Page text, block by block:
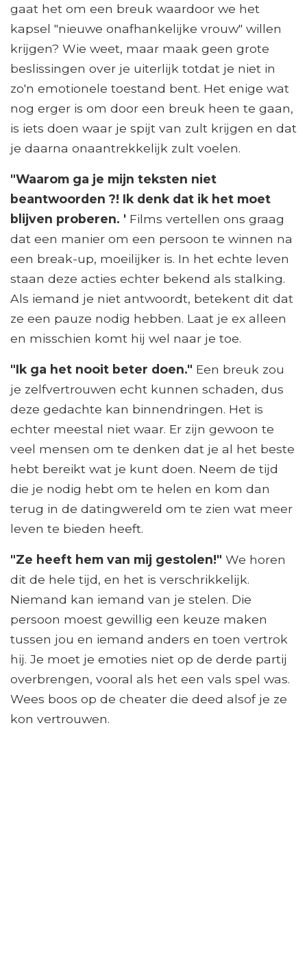
gaat het om een ​​breuk waardoor we het
kapsel "nieuwe onafhankelijke vrouw" willen
krijgen? Wie weet, maar maak geen grote
beslissingen over je uiterlijk totdat je niet in
zo'n emotionele toestand bent. Het enige wat
nog erger is om door een breuk heen te gaan,
is iets doen waar je spijt van zult krijgen en dat
je daarna onaantrekkelijk zult voelen.
"Waarom ga je mijn teksten niet
beantwoorden ?! Ik denk dat ik het moet
blijven proberen. ' Films vertellen ons graag
dat een manier om een ​​persoon te winnen na
een break-up, moeilijker is. In het echte leven
staan ​​deze acties echter bekend als stalking.
Als iemand je niet antwoordt, betekent dit dat
ze een pauze nodig hebben. Laat je ex alleen
en misschien komt hij wel naar je toe.
"Ik ga het nooit beter doen." Een breuk zou
je zelfvertrouwen echt kunnen schaden, dus
deze gedachte kan binnendringen. Het is
echter meestal niet waar. Er zijn gewoon te
veel mensen om te denken dat je al het beste
hebt bereikt wat je kunt doen. Neem de tijd
die je nodig hebt om te helen en kom dan
terug in de datingwereld om te zien wat meer
leven te bieden heeft.
"Ze heeft hem van mij gestolen!" We horen
dit de hele tijd, en het is verschrikkelijk.
Niemand kan iemand van je stelen. Die
persoon moest gewillig een keuze maken
tussen jou en iemand anders en toen vertrok
hij. Je moet je emoties niet op de derde partij
overbrengen, vooral als het een vals spel was.
Wees boos op de cheater die deed alsof je ze
kon vertrouwen.